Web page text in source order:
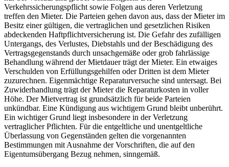
Verkehrssicherungspflicht sowie Folgen aus deren Verletzung
treffen den Mieter. Die Parteien gehen davon aus, dass der Mieter im
Besitz einer gültigen, die vertraglichen und gesetzlichen Risiken
abdeckenden Haftpflichtversicherung ist. Die Gefahr des zufälligen
Untergangs, des Verlustes, Diebstahls und der Beschädigung des
Vertragsgegenstands durch unsachgemäße oder grob fahrlässige
Behandlung während der Mietdauer trägt der Mieter. Ein etwaiges
Verschulden von Erfüllungsgehilfen oder Dritten ist dem Mieter
zuzurechnen. Eigenmächtige Reparaturversuche sind untersagt. Bei
Zuwiderhandlung trägt der Mieter die Reparaturkosten in voller
Höhe. Der Mietvertrag ist grundsätzlich für beide Parteien
unkündbar. Eine Kündigung aus wichtigem Grund bleibt unberührt.
Ein wichtiger Grund liegt insbesondere in der Verletzung
vertraglicher Pflichten. Für die entgeltliche und unentgeltliche
Überlassung von Gegenständen gelten die vorgenannten
Bestimmungen mit Ausnahme der Vorschriften, die auf den
Eigentumsübergang Bezug nehmen, sinngemäß.